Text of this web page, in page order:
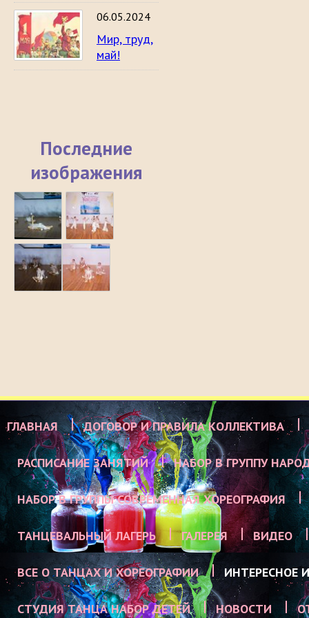
06.05.2024
Мир, труд,
май!
Последние
изображения
ГЛАВНАЯ ДОГОВОР И ПРАВИЛА КОЛЛЕКТИВА
РАСПИСАНИЕ ЗАНЯТИЙ НАБОР В ГРУППУ
НАБОР В ГРУППЫ СОВРЕМЕННАЯ ХОРЕОГРАФИЯ
ТАНЦЕВАЛЬНЫЙ ЛАГЕРЬ ГАЛЕРЕЯ ВИДЕО
ВСЕ О ТАНЦАХ И ХОРЕОГРАФИИ ИНТЕРЕСНОЕ
СТУДИЯ ТАНЦА НАБОР ДЕТЕЙ НОВОСТИ